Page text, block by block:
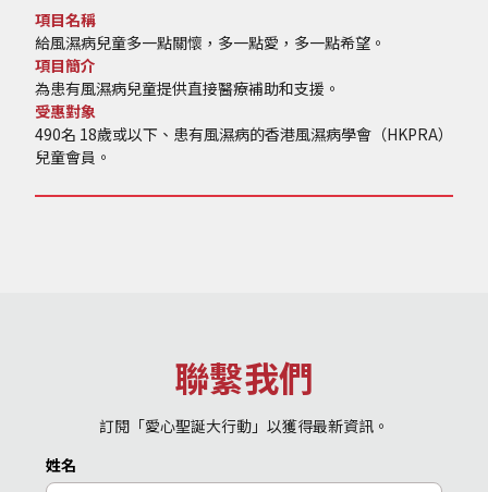
項目名稱
給風濕病兒童多一點關懷，多一點愛，多一點希望。
項目簡介
為患有風濕病兒童提供直接醫療補助和支援。
受惠對象
490名 18歲或以下、患有風濕病的香港風濕病學會（HKPRA）
兒童會員。
聯繫我們
訂閱「愛心聖誕大行動」以獲得最新資訊。
姓名